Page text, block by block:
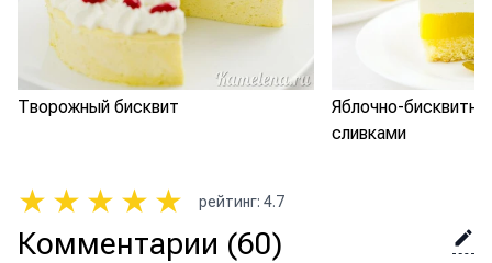
Творожный бисквит
Яблочно-
сливками
★ ★ ★ ★ ★ рейтинг: 4.7
Комментарии (60)